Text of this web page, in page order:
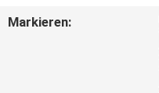
Markieren: